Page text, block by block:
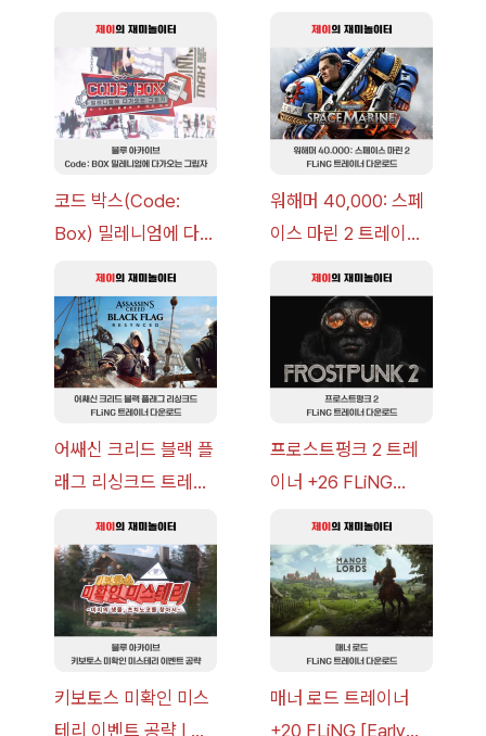
코드 박스(Code:
Box) 밀레니엄에 다가
략 [복각] | 블루 아카
이브
워해머 40,000: 스페
이스 마린 2 트레이너
v14.0+] 다운로드
어쌔신 크리드 블랙 플
래그 리싱크드 트레이
v1.0+] 다운로드
프로스트펑크 2 트레
이너 +26 FLiNG
드
키보토스 미확인 미스
테리 이벤트 공략 | 블
매너 로드 트레이너
+20 FLiNG [Early